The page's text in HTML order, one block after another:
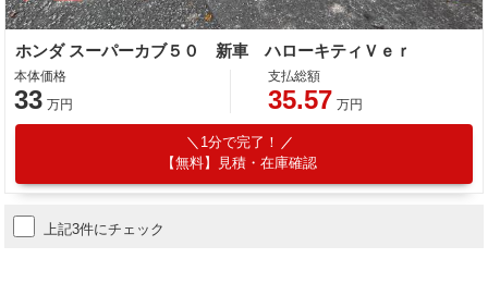
ホンダ スーパーカブ５０ 新車 ハローキティＶｅｒ
本体価格
33 万円
支払総額
35.57 万円
1分で完了！
【無料】見積・在庫確認
上記3件にチェック